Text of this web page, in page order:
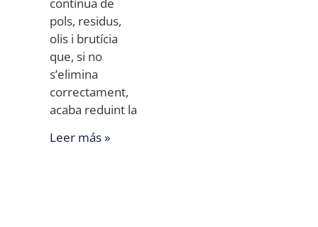
pols, residus,
olis i brutícia
que, si no
s’elimina
correctament,
acaba reduint la
Leer más »